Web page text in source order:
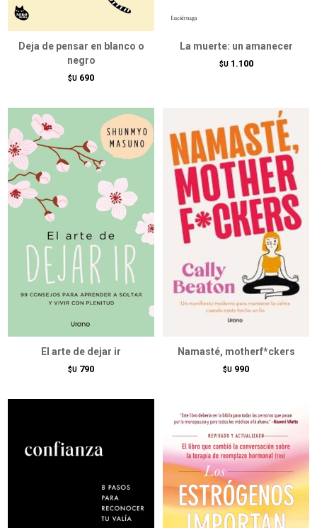
Deja de pensar en blanco o
negro
$U 690
La muerte: un amanecer
$U 1.100
El arte de dejar ir
$U 790
Namasté, motherf*ckers
$U 990